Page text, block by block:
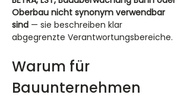
Oberbau nicht synonym verwendbar
sind — sie beschreiben klar
abgegrenzte Verantwortungsbereiche.
Warum für
Bauunternehmen